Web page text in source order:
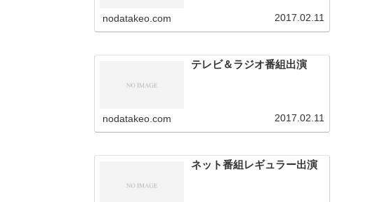
nodatakeo.com 2017.02.11
テレビ＆ラジオ番組出演
nodatakeo.com 2017.02.11
ネット番組レギュラー出演